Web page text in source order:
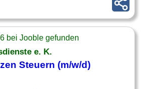
bei Jooble gefunden
e. K.
Steuern (m/w/d)